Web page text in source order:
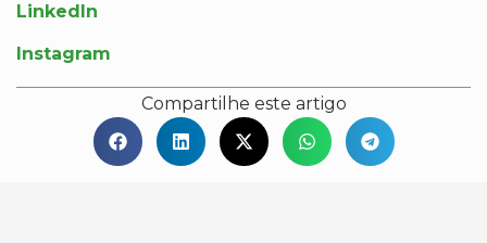
LinkedIn
Instagram
Compartilhe este artigo